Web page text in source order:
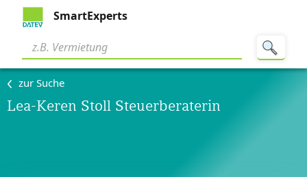
SmartExperts
zur Suche
Lea-Keren Stoll Steuerberaterin